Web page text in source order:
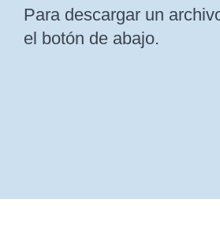
Para descargar un
el botón de abajo.